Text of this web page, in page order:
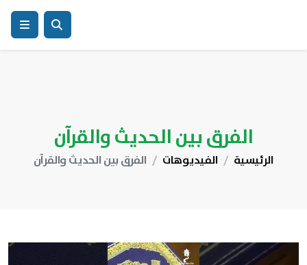
الفرق بين الحديث والقرآن
الرئيسية الفيديوهات الفرق بين الحديث والقرآن